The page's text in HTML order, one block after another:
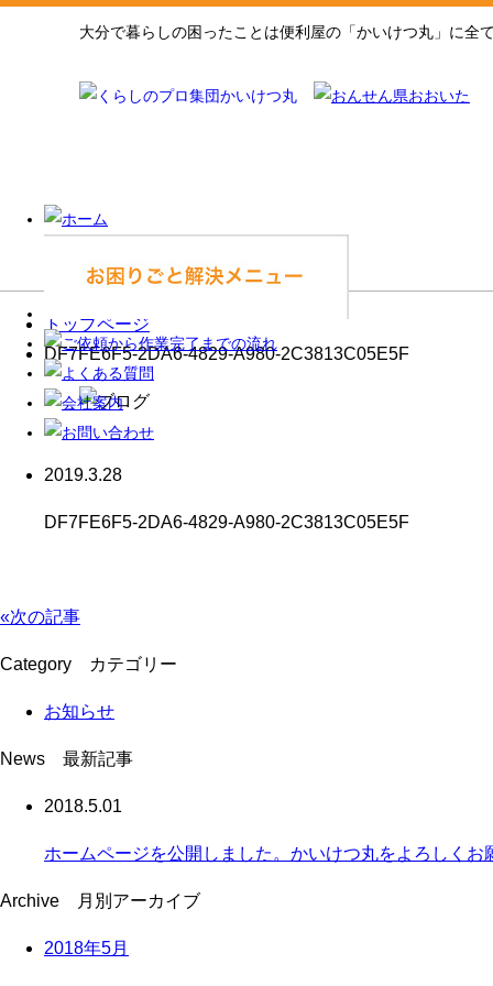
大分で暮らしの困ったことは便利屋の「かいけつ丸」に全
トップページ
DF7FE6F5-2DA6-4829-A980-2C3813C05E5F
2019.3.28
DF7FE6F5-2DA6-4829-A980-2C3813C05E5F
«次の記事
Category カテゴリー
お知らせ
News 最新記事
2018.5.01
ホームページを公開しました。かいけつ丸をよろしくお
Archive 月別アーカイブ
2018年5月